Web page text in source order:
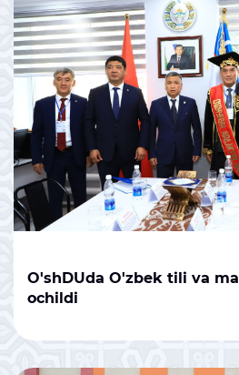
O'shDUda O'zbek tili va
ochildi